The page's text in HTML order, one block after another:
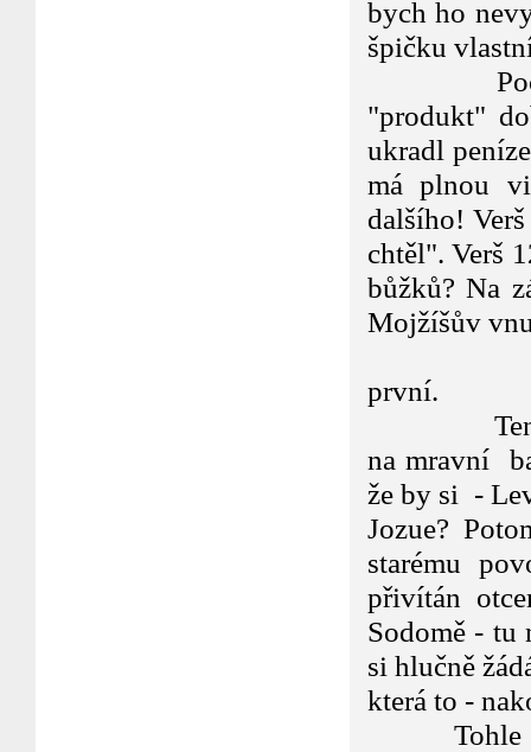
bych ho
špičku
Počátek
"produkt"
ukradl
má plnou
dalšího!
chtěl". Verš
bůžků? Na
Mojžíšův
první.
Tento
na mravní
že by si -
Jozue?
starému
přivítán
Sodomě - tu
si hlučně
která to -
Tohle je,